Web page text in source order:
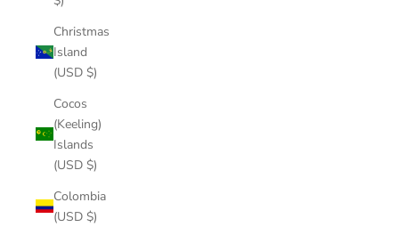
Christmas
Island
(USD $)
Cocos
(Keeling)
Islands
(USD $)
Colombia
(USD $)